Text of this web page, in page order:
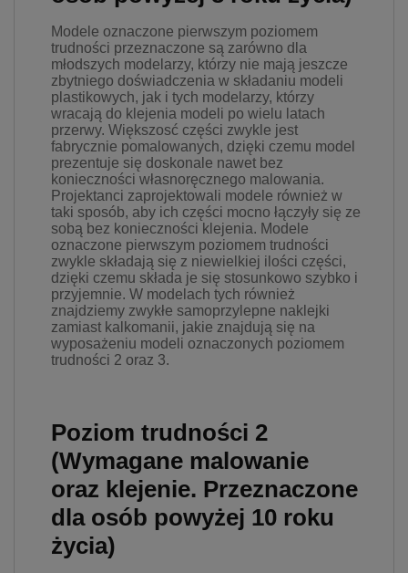
Modele oznaczone pierwszym poziomem
trudności przeznaczone są zarówno dla
młodszych modelarzy, którzy nie mają jeszcze
zbytniego doświadczenia w składaniu modeli
plastikowych, jak i tych modelarzy, którzy
wracają do klejenia modeli po wielu latach
przerwy. Większosć części zwykle jest
fabrycznie pomalowanych, dzięki czemu model
prezentuje się doskonale nawet bez
konieczności własnoręcznego malowania.
Projektanci zaprojektowali modele również w
taki sposób, aby ich części mocno łączyły się ze
sobą bez konieczności klejenia. Modele
oznaczone pierwszym poziomem trudności
zwykle składają się z niewielkiej ilości części,
dzięki czemu składa je się stosunkowo szybko i
przyjemnie. W modelach tych również
znajdziemy zwykłe samoprzylepne naklejki
zamiast kalkomanii, jakie znajdują się na
wyposażeniu modeli oznaczonych poziomem
trudności 2 oraz 3.
Poziom trudności 2
(Wymagane malowanie
oraz klejenie. Przeznaczone
dla osób powyżej 10 roku
życia)